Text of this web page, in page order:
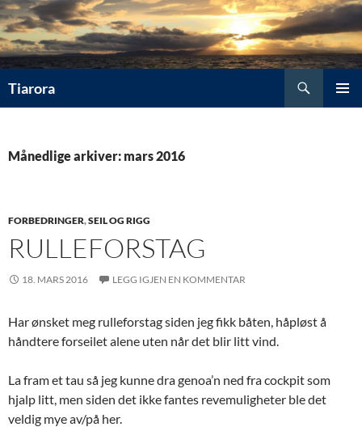
Hopp
til
innhold
Tiarora
Månedlige arkiver: mars 2016
FORBEDRINGER,SEIL OG RIGG
RULLEFORSTAG
18. MARS 2016 LEGG IGJEN EN KOMMENTAR
Har ønsket meg rulleforstag siden jeg fikk båten, håpløst å
håndtere forseilet alene uten når det blir litt vind.
La fram et tau så jeg kunne dra genoa’n ned fra cockpit som
hjalp litt, men siden det ikke fantes revemuligheter ble det
veldig mye av/på her.